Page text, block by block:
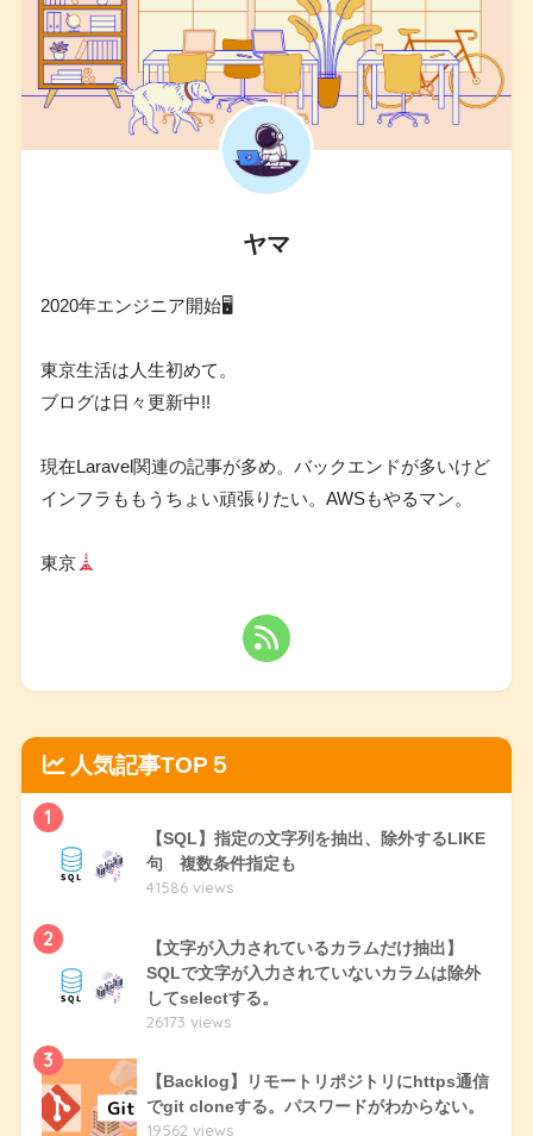
ヤマ
2020年エンジニア開始🖥
東京生活は人生初めて。
ブログは日々更新中!!
現在Laravel関連の記事が多め。バックエンドが多いけど
インフラももうちょい頑張りたい。AWSもやるマン。
東京
人気記事TOP５
1
【SQL】指定の文字列を抽出、除外するLIKE
句 複数条件指定も
41586 views
2
【文字が入力されているカラムだけ抽出】
SQLで文字が入力されていないカラムは除外
してselectする。
26173 views
3
【Backlog】リモートリポジトリにhttps通信
でgit cloneする。パスワードがわからない。
19562 views